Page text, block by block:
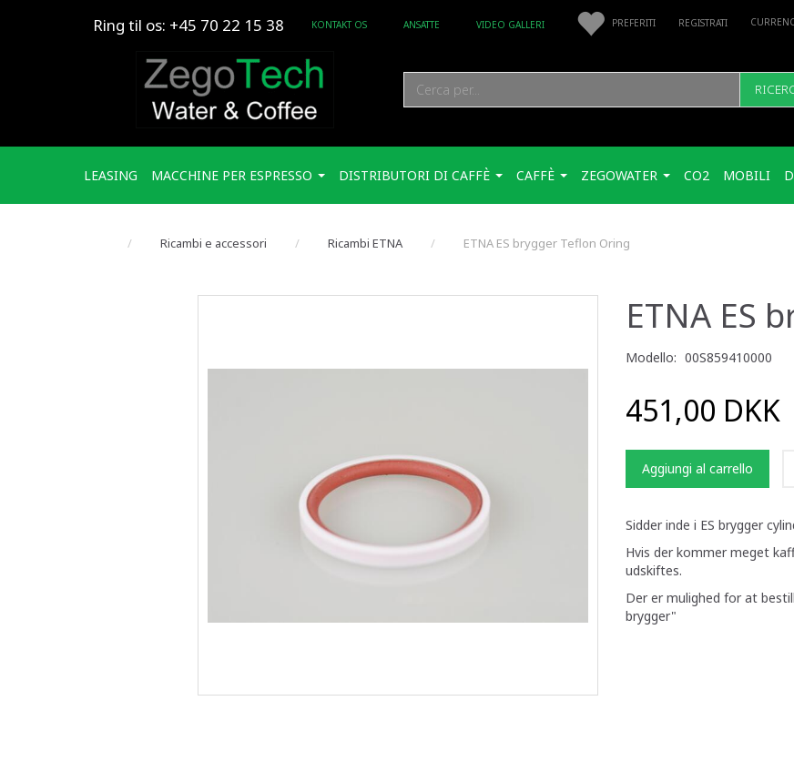
PREFERITI REGISTRATI
Ring til os: +45 70 22 15 38 KONTAKT OS ANSATTE VIDEO GALLERI
LEASING MACCHINE PER ESPRESSO DISTRIBUTORI DI CAFFÈ CAFFÈ ZEGOWATER CO2 MOBILI
Ricambi e accessori Ricambi ETNA ETNA ES brygger Teflon Oring
ETNA ES
Modello: 00S859410000
451,00 DKK
Aggiungi al carrello
Sidder inde i ES brygger
Hvis der kommer meget
udskiftes.
Der er mulighed for at
brygger"